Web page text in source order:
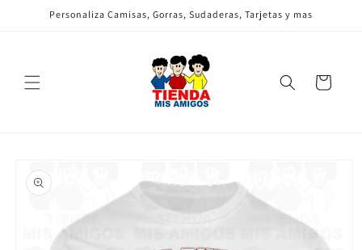
directamente
Personaliza Camisas, Gorras, Sudaderas, Tarjetas y mas
Carrito
a la
información